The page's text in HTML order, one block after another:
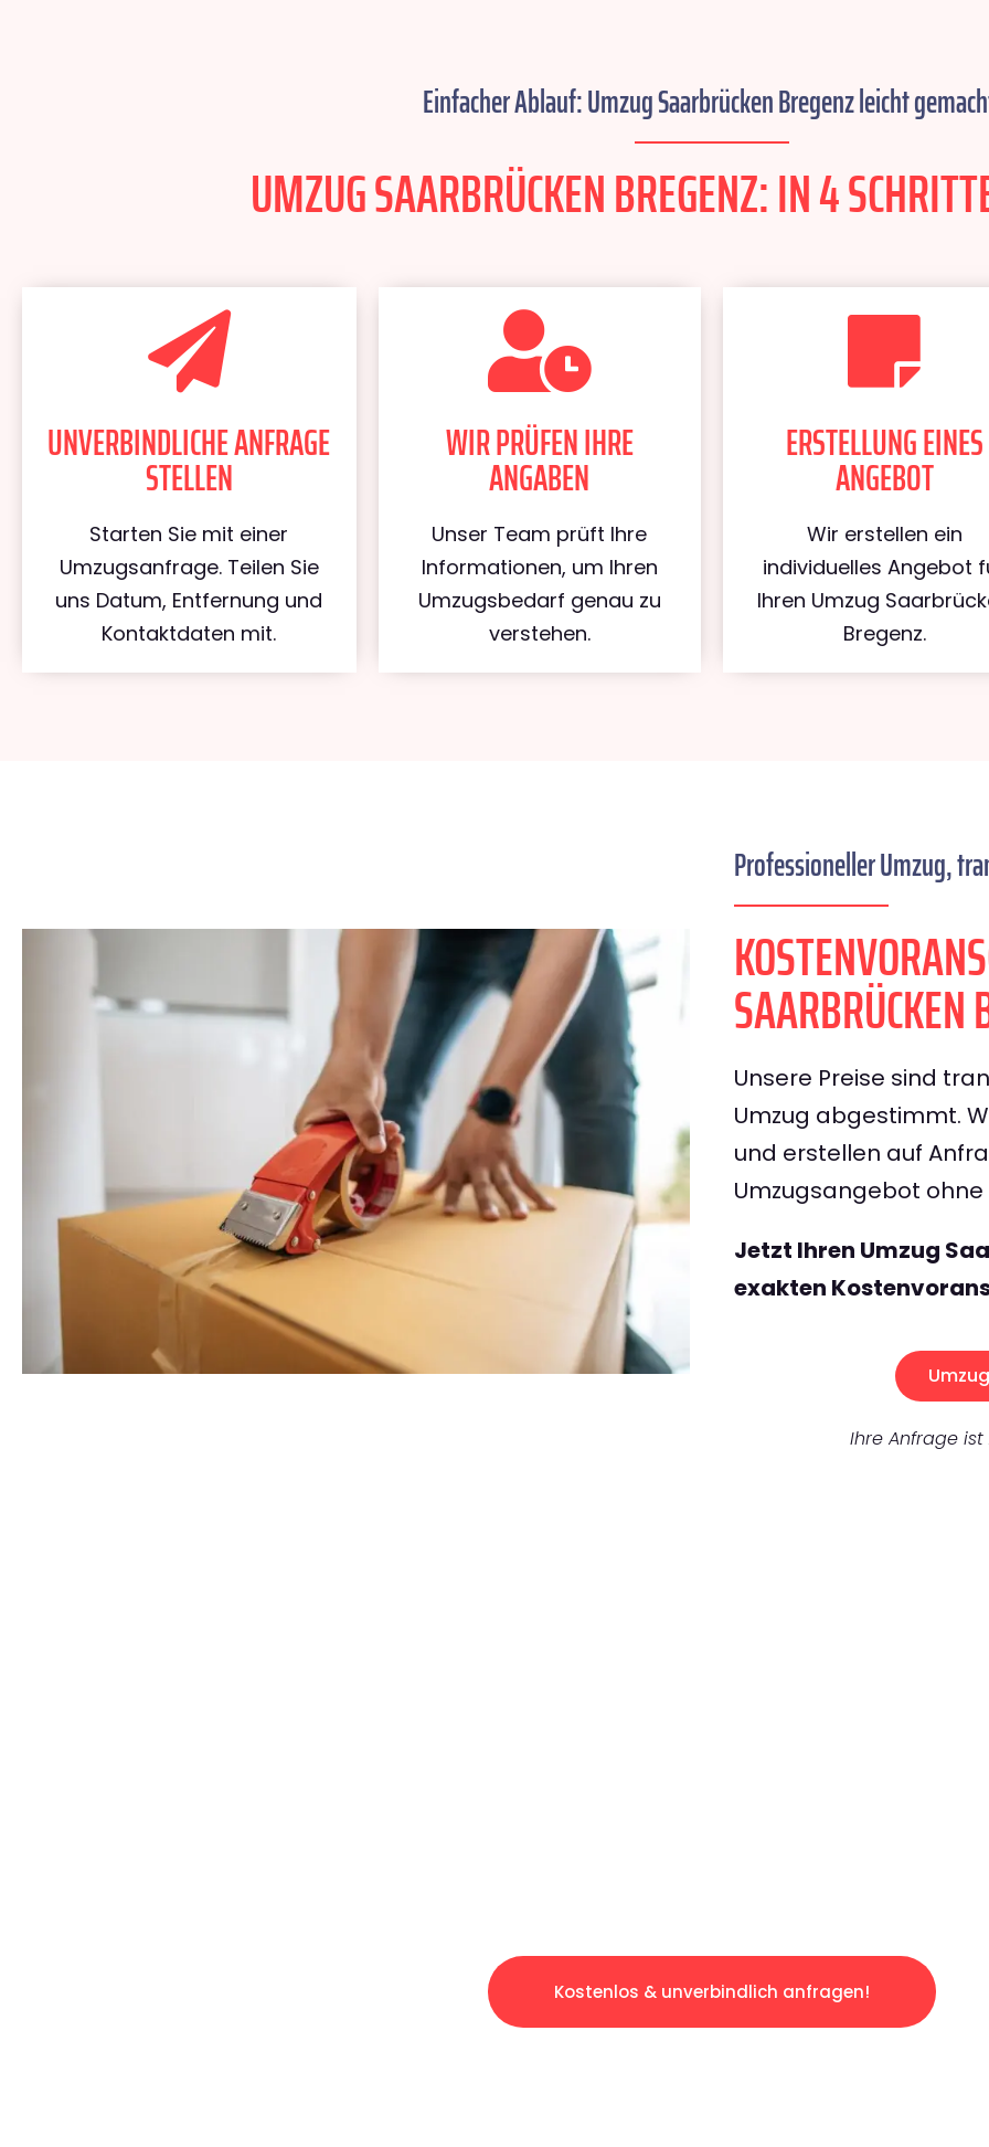
Einfacher Ablauf: Umzug Saarbrücken Bregenz leicht
UMZUG SAARBRÜCKEN BREGENZ: IN 4
UNVERBINDLICHE ANFRAGE
STELLEN
Starten Sie mit einer
Umzugsanfrage. Teilen Sie
uns Datum, Entfernung und
Kontaktdaten mit.
WIR PRÜFEN IHRE
ANGABEN
Unser Team prüft Ihre
Informationen, um Ihren
Umzugsbedarf genau zu
verstehen.
ERSTELLUNG EINES
ANGEBOT
Wir erstellen ein
individuelles Angebot
Ihren Umzug
Bregenz.
Professioneller Umzug,
SAARBRÜCKEN
Unsere Preise sind
Umzug abgestimmt.
und erstellen auf
Umzugsangebot
Jetzt Ihren Umzug
exakten
Ihre Anfrage ist
Kostenlos & unverbindlich anfragen!